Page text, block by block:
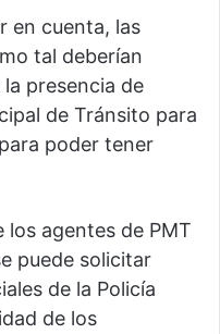
en cuenta, las
tal deberían
presencia de
de Tránsito para
poder tener
los agentes de PMT
puede solicitar
de la Policía
de los